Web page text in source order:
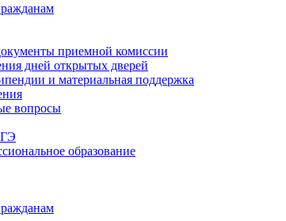
приемной комиссии
дней открытых дверей
и материальная поддержка
вопросы
образование